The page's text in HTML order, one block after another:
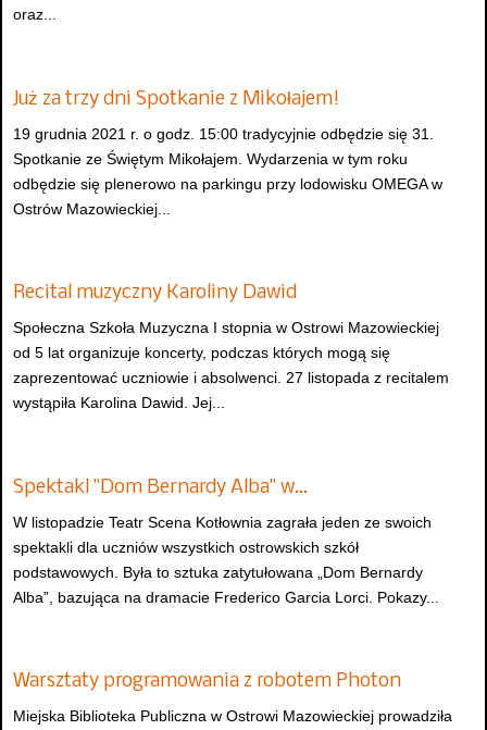
oraz...
Już za trzy dni Spotkanie z Mikołajem!
19 grudnia 2021 r. o godz. 15:00 tradycyjnie odbędzie się 31.
Spotkanie ze Świętym Mikołajem. Wydarzenia w tym roku
odbędzie się plenerowo na parkingu przy lodowisku OMEGA w
Ostrów Mazowieckiej...
Recital muzyczny Karoliny Dawid
Społeczna Szkoła Muzyczna I stopnia w Ostrowi Mazowieckiej
od 5 lat organizuje koncerty, podczas których mogą się
zaprezentować uczniowie i absolwenci. 27 listopada z recitalem
wystąpiła Karolina Dawid. Jej...
Spektakl "Dom Bernardy Alba" w…
W listopadzie Teatr Scena Kotłownia zagrała jeden ze swoich
spektakli dla uczniów wszystkich ostrowskich szkół
podstawowych. Była to sztuka zatytułowana „Dom Bernardy
Alba”, bazująca na dramacie Frederico Garcia Lorci. Pokazy...
Warsztaty programowania z robotem Photon
Miejska Biblioteka Publiczna w Ostrowi Mazowieckiej prowadziła